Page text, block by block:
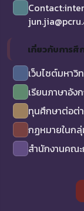
เกี่ยวกับการศึ
เว็บไซต์มหาวิ
เรียนภาษาอัง
ทุนศึกษาต่อต่า
กฏหมายในกลุ่
สำนักงานคณ